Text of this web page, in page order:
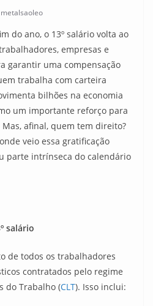
metalsaoleo
do ano, o 13º salário volta ao
empresas e
garantir uma compensação
trabalha com carteira
bilhões na economia
um importante reforço para
afinal, quem tem direito?
veio essa gratificação
parte intrínseca do calendário
salário
de todos os trabalhadores
contratados pelo regime
do Trabalho (CLT). Isso inclui: